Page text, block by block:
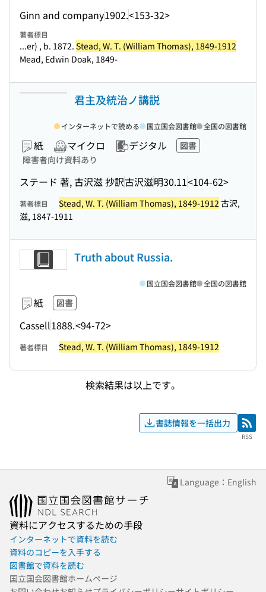
Ginn and company1902.<153-32>
著者標目
...er) , b. 1872. Stead, W. T. (William Thomas), 1849-1912
Mead, Edwin Doak, 1849-
君主及統治ノ講説
紙 マイクロ デジタル
図書
障害者向け資料あり
ステード 著, 古沢滋 抄訳古沢滋明30.11<104-62>
インターネットで読める 国立国会図書館 全国の図書館
著者標目 Stead, W. T. (William Thomas), 1849-1912 古沢,
滋, 1847-1911
Truth about Russia.
紙 図書
Cassell1888.<94-72>
国立国会図書館 全国の図書館
著者標目 Stead, W. T. (William Thomas), 1849-1912
検索結果は以上です。
書誌情報を一括出力 RSS
RSS
Language：English
資料にアクセスするための手段
インターネットで資料を読む
資料のコピーを入手する
図書館で資料を読む
国立国会図書館ホームページ